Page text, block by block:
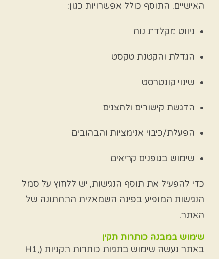
האישיים. התוסף כולל אפשרויות כגון:
ניווט מקלדת נוח
הגדלת והקטנת טקסט
שינוי קונטרסט
הדגשת קישורים ולחצנים
הפעלת/כיבוי אנימציות והבהובים
שימוש בגופנים קריאים
כדי להפעיל את תוסף הנגישות, יש ללחוץ על סמל
הנגישות המופיע בפינה השמאלית התחתונה של
האתר.
שימוש במבנה כותרות תקין
באתר נעשה שימוש בתגיות כותרות תקניות (H1,